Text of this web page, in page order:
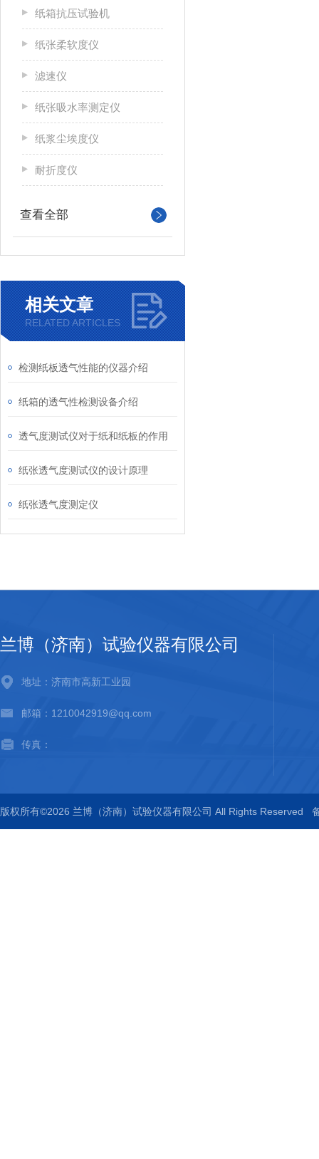
纸箱抗压试验机
纸张柔软度仪
滤速仪
纸张吸水率测定仪
纸浆尘埃度仪
耐折度仪
查看全部
相关文章
RELATED ARTICLES
检测纸板透气性能的仪器介绍
纸箱的透气性检测设备介绍
透气度测试仪对于纸和纸板的作用
纸张透气度测试仪的设计原理
纸张透气度测定仪
兰博（济南）试验仪器有限公司
地址：济南市高新工业园
邮箱：1210042919@qq.com
传真：
版权所有©2026 兰博（济南）试验仪器有限公司 All Rights Reserved